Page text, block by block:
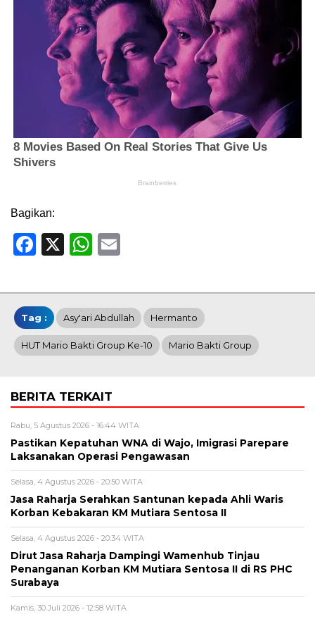
Bagikan:
Facebook
X WhatsApp
Tag : Asy'ari Abdullah Hermanto
HUT Mario Bakti Group Ke-10 Mario Bakti Group
BERITA TERKAIT
Rabu, 5 Agustus 2026 - 16:44 WITA
Pastikan Kepatuhan WNA di Wajo, Imigrasi Parepare
Laksanakan Operasi Pengawasan
Selasa, 4 Agustus 2026 - 20:50 WITA
Jasa Raharja Serahkan Santunan kepada Ahli Waris
Korban Kebakaran KM Mutiara Sentosa II
Selasa, 4 Agustus 2026 - 20:34 WITA
Dirut Jasa Raharja Dampingi Wamenhub Tinjau
Penanganan Korban KM Mutiara Sentosa II di RS PHC
Surabaya
Kamis, 30 Juli 2026 - 12:58 WITA